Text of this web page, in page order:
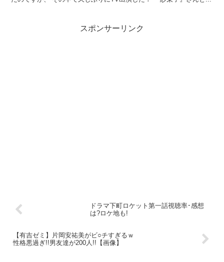
スポンサーリンク
ドラマ下町ロケット第一話視聴率･感想
は?ロケ地も!
【有吉ゼミ】片岡安祐美がビ○チすぎるｗ
性格悪過ぎ!!男友達が200人!!【画像】